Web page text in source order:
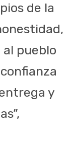
de la
pueblo
y